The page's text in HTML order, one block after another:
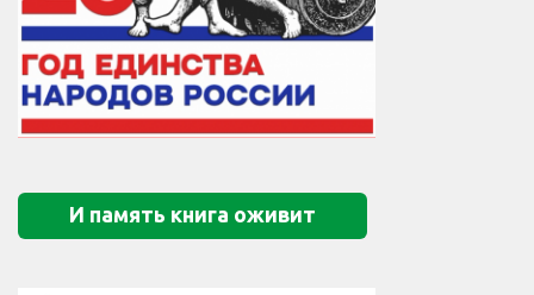
И память книга оживит